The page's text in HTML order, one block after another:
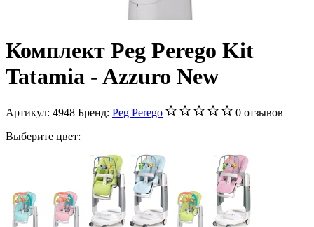
Комплект Peg Perego Kit
Tatamia - Azzuro New
Артикул: 4948 Бренд: Peg Perego
0 отзывов
Выберите цвет: